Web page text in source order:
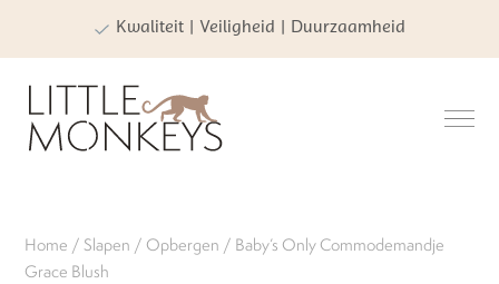
Kwaliteit | Veiligheid | Duurzaamheid
Home /Slapen / Opbergen / Baby’s Only Commodemandje
Grace Blush